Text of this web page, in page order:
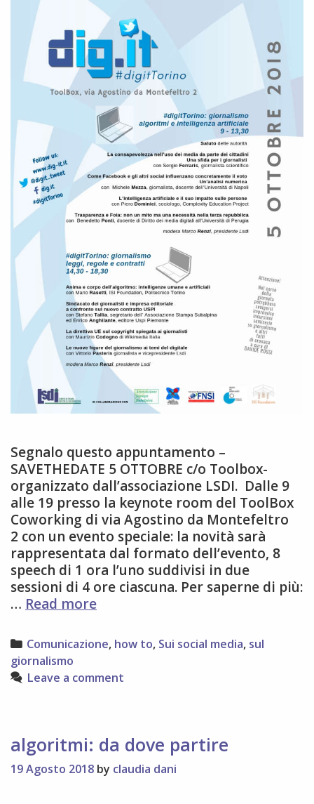
Segnalo questo appuntamento –
SAVETHEDATE 5 OTTOBRE c/o Toolbox-
organizzato dall’associazione LSDI. Dalle 9
alle 19 presso la keynote room del ToolBox
Coworking di via Agostino da Montefeltro
2 con un evento speciale: la novità sarà
rappresentata dal formato dell’evento, 8
speech di 1 ora l’uno suddivisi in due
sessioni di 4 ore ciascuna. Per saperne di più:
… Read moreDomani
ottobre
2018
digitTorino!
Categories
Comunicazione, how to, Sui social media, sul
giornalismo
Leave a comment
algoritmi: da dove partire
19 Agosto 2018 by claudia dani